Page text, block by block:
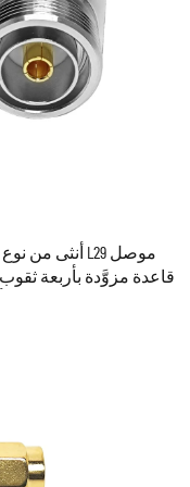
قاعدة مزوَّدة بأربعة